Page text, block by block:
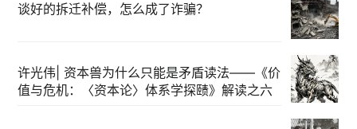
谈好的拆迁补偿，怎么成了诈骗？
许光伟| 资本兽为什么只能是矛盾读法——《价
值与危机：〈资本论〉体系学探赜》解读之六